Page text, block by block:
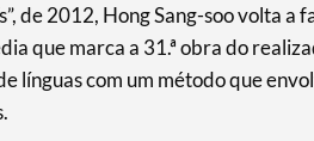
de 2012, Hong Sang-soo volta
que marca a 31.ª obra do
línguas com um método que